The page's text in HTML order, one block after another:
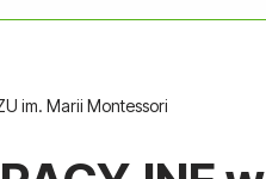
im. Marii Montessori